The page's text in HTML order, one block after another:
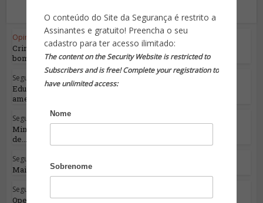
O conteúdo do Site da Segurança é restrito a
Assinantes e gratuito! Preencha o seu
cadastro para ter acesso ilimitado:
The content on the Security Website is restricted to
Subscribers and is free! Complete your registration to
have unlimited access:
Nome
Sobrenome
Opinião do Especialista • Segurança Pública
Crime Organizado mais uma vez cogita uso de
bombas no...
Segurança Pública
Educação, saúde e segurança pública estão
ameaçadas...
Segurança Pública
Ministro da Justiça lança Programa Nacional
de...
Segurança Pública
Mais um episódio da ‘guerra’ do RJ
Segurança Pública
Operação Hórus apreende 43 toneladas de